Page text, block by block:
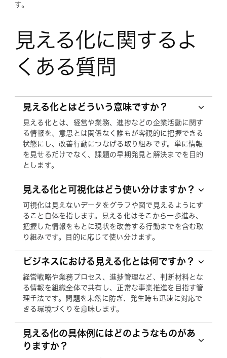
す。
見える化に関するよ
くある質問
見える化とはどういう意味ですか？
見える化とは、経営や業務、進捗などの企業活動に関す
る情報を、意思とは関係なく誰もが客観的に把握できる
状態にし、改善行動につなげる取り組みです。単に情報
を見せるだけでなく、課題の早期発見と解決までを目的
とします。
見える化と可視化はどう使い分けますか？
可視化は見えないデータをグラフや図で見えるようにす
ること自体を指します。見える化はそこから一歩進み、
把握した情報をもとに現状を改善する行動までを含む取
り組みです。目的に応じて使い分けます。
ビジネスにおける見える化とは何ですか？
経営戦略や業務プロセス、進捗管理など、判断材料とな
る情報を組織全体で共有し、正常な事業推進を目指す管
理手法です。問題を未然に防ぎ、発生時も迅速に対応で
きる環境づくりを意味します。
見える化の具体例にはどのようなものがあ
りますか？